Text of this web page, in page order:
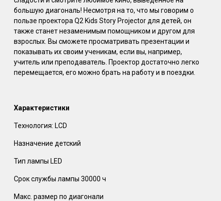
большую диагональ! Несмотря на то, что мы говорим о
пользе проектора Q2 Kids Story Projector для детей, он
также станет незаменимым помощником и другом для
взрослых. Вы сможете просматривать презентации и
показывать их своим ученикам, если вы, например,
учитель или преподаватель. Проектор достаточно легко
перемещается, его можно брать на работу и в поездки.
Характеристики
Технология: LCD
Назначение детский
Тип лампы LED
Срок службы лампы 30000 ч
Макс. размер по диагонали